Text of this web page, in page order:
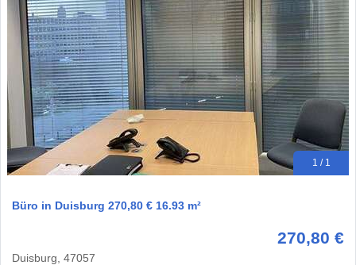
1 / 1
Büro in Duisburg 270,80 € 16.93 m²
270,80 €
Duisburg, 47057